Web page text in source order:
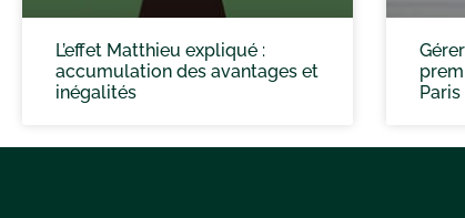
L’effet Matthieu expliqué :
accumulation des avantages et
inégalités
Paris